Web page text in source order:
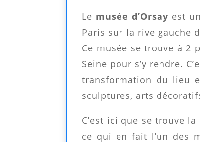
Le musée d’Orsay est
Paris sur la rive gauche
Ce musée se trouve à 2
Seine pour s’y rendre.
transformation du lieu
sculptures, arts
C’est ici que se trouve
ce qui en fait l’un des